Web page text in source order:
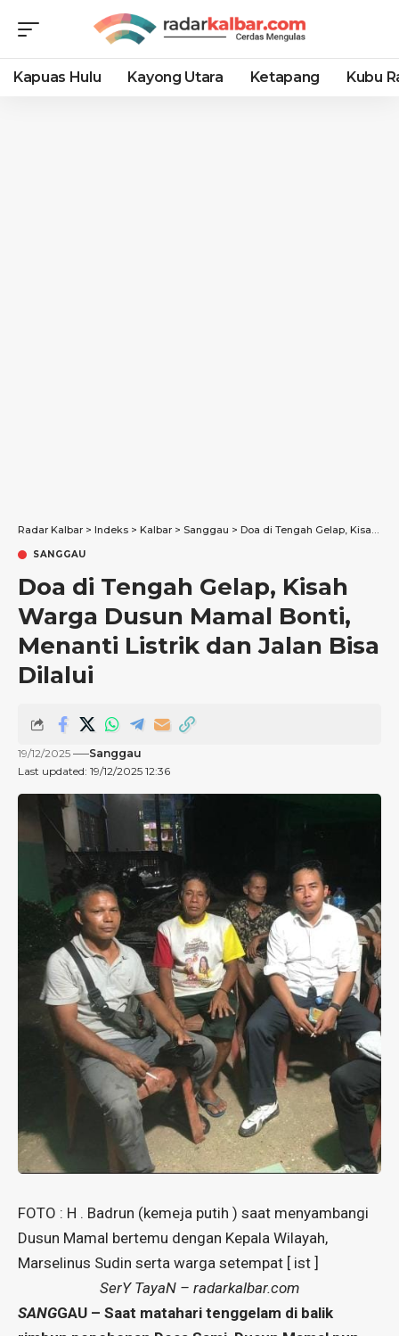
Kapuas Hulu Kayong Utara Ketapang Kubu
Radar Kalbar > Indeks > Kalbar > Sanggau > Doa di Tengah Gelap, Kisah Warga Dusun Mamal Bonti, Menanti Listrik dan Jalan Bisa Dilalui
SANGGAU
Doa di Tengah Gelap, Kisah
Warga Dusun Mamal Bonti,
Menanti Listrik dan Jalan Bisa
Dilalui
Last updated: 19/12/2025 12:36
19/12/2025 Sanggau
FOTO : H . Badrun (kemeja putih ) saat menyambangi
Dusun Mamal bertemu dengan Kepala Wilayah,
Marselinus Sudin serta warga setempat [ ist ]
SerY TayaN – radarkalbar.com
SANGGAU – Saat matahari tenggelam di balik